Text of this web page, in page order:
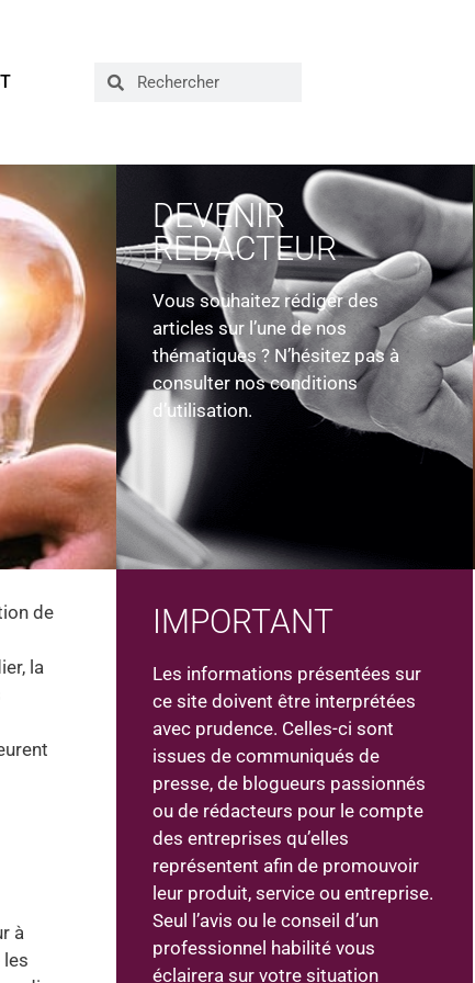
DEVENIR
REDACTEUR
Vous souhaitez rédiger des
articles sur l’une de nos
thématiques ? N’hésitez pas à
consulter nos conditions
d’utilisation.
de
la
à
les
IMPORTANT
Les informations présentées sur
ce site doivent être interprétées
avec prudence. Celles-ci sont
issues de communiqués de
presse, de blogueurs passionnés
ou de rédacteurs pour le compte
des entreprises qu’elles
représentent afin de promouvoir
leur produit, service ou entreprise.
Seul l’avis ou le conseil d’un
professionnel habilité vous
éclairera sur votre situation